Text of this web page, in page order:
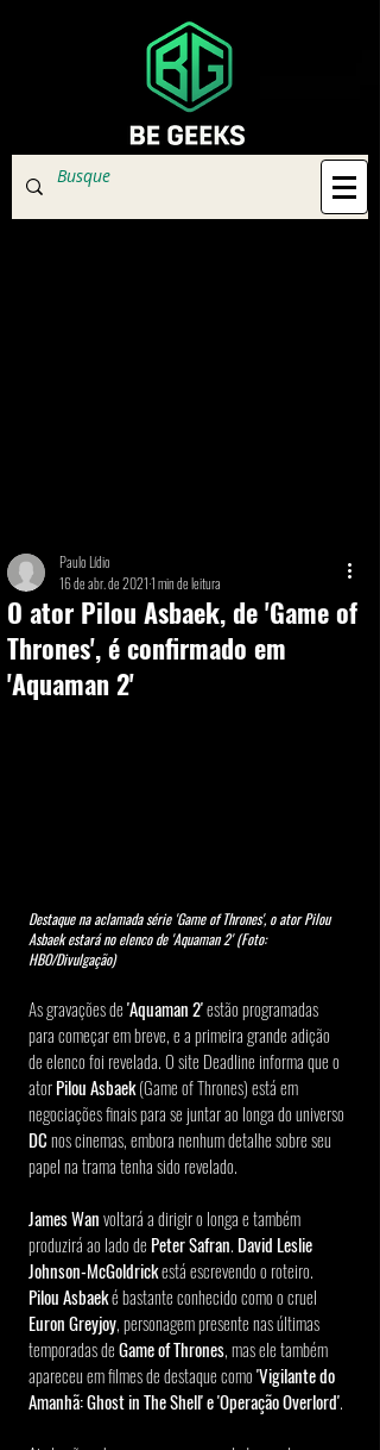
O ator Pilou Asbaek, de 'Game of
Thrones', é confirmado em
'Aquaman 2'
Paulo Lídio
16 de abr. de 20211 min de leitura
Destaque na aclamada série 'Game of Thrones', o ator Pilou
Asbaek estará no elenco de 'Aquaman 2' (Foto:
HBO/Divulgação)
As gravações de 'Aquaman 2' estão programadas
para começar em breve, e a primeira grande adição
de elenco foi revelada. O site Deadline informa que o
ator Pilou Asbaek (Game of Thrones) está em
negociações finais para se juntar ao longa do universo
DC nos cinemas, embora nenhum detalhe sobre seu
papel na trama tenha sido revelado.
James Wan voltará a dirigir o longa e também
produzirá ao lado de Peter Safran. David Leslie
Johnson-McGoldrick está escrevendo o roteiro.
Pilou Asbaek é bastante conhecido como o cruel
Euron Greyjoy, personagem presente nas últimas
temporadas de Game of Thrones, mas ele também
apareceu em filmes de destaque como 'Vigilante do
Amanhã: Ghost in The Shell' e'Operação Overlord'.